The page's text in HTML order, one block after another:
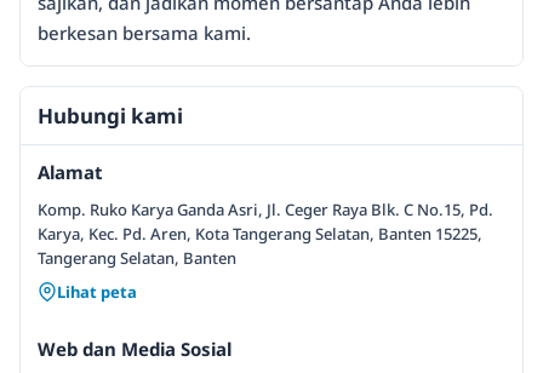
berkesan bersama kami.
Hubungi kami
Alamat
Komp. Ruko Karya Ganda Asri, Jl. Ceger Raya Blk. C No.15, Pd.
Karya, Kec. Pd. Aren, Kota Tangerang Selatan, Banten 15225,
Tangerang Selatan, Banten
Lihat peta
Web dan Media Sosial